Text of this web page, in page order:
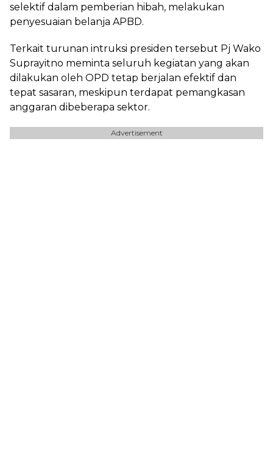
selektif dalam pemberian hibah, melakukan
penyesuaian belanja APBD.
Terkait turunan intruksi presiden tersebut Pj Wako
Suprayitno meminta seluruh kegiatan yang akan
dilakukan oleh OPD tetap berjalan efektif dan
tepat sasaran, meskipun terdapat pemangkasan
anggaran dibeberapa sektor.
Advertisement